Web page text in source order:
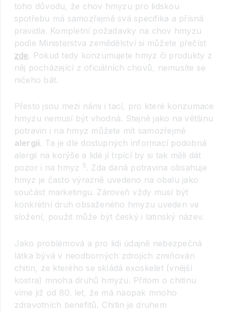
toho důvodu, že chov hmyzu pro lidskou
spotřebu má samozřejmě svá specifika a přísná
pravidla. Kompletní požadavky na chov hmyzu
podle Ministerstva zemědělství si můžete přečíst
zde. Pokud tedy konzumujete hmyz či produkty z
něj pocházející z oficiálních chovů, nemusíte se
ničeho bát.
Přesto jsou mezi námi i tací, pro které konzumace
hmyzu nemusí být vhodná. Stejně jako na většinu
potravin i na hmyz můžete mít samozřejmě
alergii. Ta je dle dostupných informací podobná
alergii na korýše a lidé jí trpící by si tak měli dát
pozor i na hmyz 5. Zda daná potravina obsahuje
hmyz je často výrazně uvedeno na obalu jako
součást marketingu. Zároveň vždy musí být
konkrétní druh obsaženého hmyzu uveden ve
složení, použit může být český i latinský název.
Jako problémová a pro lidi údajně nebezpečná
látka bývá v neodborných zdrojích zmiňován
chitin, ze kterého se skládá exoskelet (vnější
kostra) mnoha druhů hmyzu. Přitom o chitinu
víme již od 80. let, že má naopak mnoho
zdravotních benefitů. Chitin je druhem